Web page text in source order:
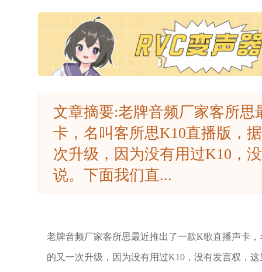
文章摘要:老牌音频厂家客所
卡，名叫客所思K10直播版，
次升级，因为没有用过K10，
说。下面我们直...
老牌音频厂家客所思最近推出了一款K歌直播声卡
的又一次升级，因为没有用过K10，没有发言权，